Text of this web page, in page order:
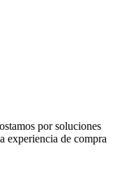
por soluciones
experiencia de compra